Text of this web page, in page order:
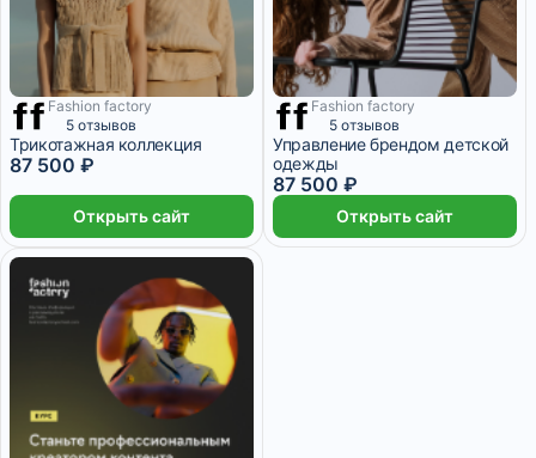
1 месяц
Fashion factory
5 отзывов
Трикотажная коллекция
87 500 ₽
Открыть сайт
1 месяц
Fashion factory
5 отзывов
Управление брендом детской
одежды
87 500 ₽
Открыть сайт